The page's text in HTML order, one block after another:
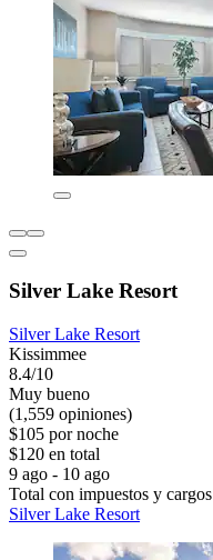
Silver Lake Resort
Silver Lake Resort
Kissimmee
8.4/10
Muy bueno
(1,559 opiniones)
$105 por noche
$120 en total
9 ago - 10 ago
Total con impuestos y cargos
Silver Lake Resort